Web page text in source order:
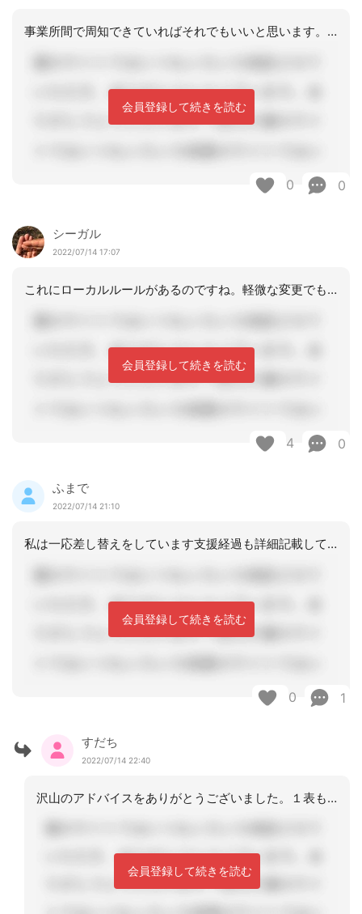
事業所間で周知できていればそれでもいいと思います。求められれば、他も差し替えまし
会員登録して続きを読む
0 0
シーガル
2022/07/14 17:07
これにローカルルールがあるのですね。軽微な変更でも基本は再作成、しかし軽微な変更
会員登録して続きを読む
4 0
ふまで
2022/07/14 21:10
私は一応差し替えをしています支援経過も詳細記載しています
会員登録して続きを読む
0 1
すだち
2022/07/14 22:40
沢山のアドバイスをありがとうございました。１表も同時に差し替えをしているのですね
会員登録して続きを読む